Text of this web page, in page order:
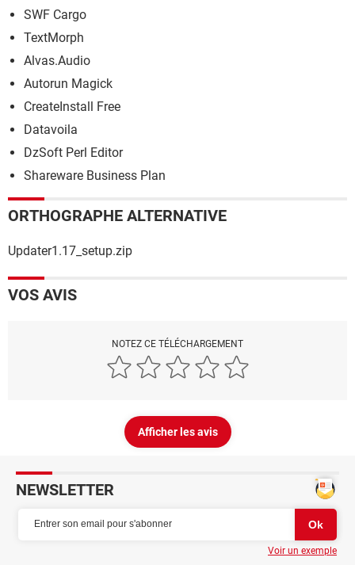
SWF Cargo
TextMorph
Alvas.Audio
Autorun Magick
CreateInstall Free
Datavoila
DzSoft Perl Editor
Shareware Business Plan
ORTHOGRAPHE ALTERNATIVE
Updater1.17_setup.zip
VOS AVIS
NOTEZ CE TÉLÉCHARGEMENT
Afficher les avis
NEWSLETTER
Voir un exemple